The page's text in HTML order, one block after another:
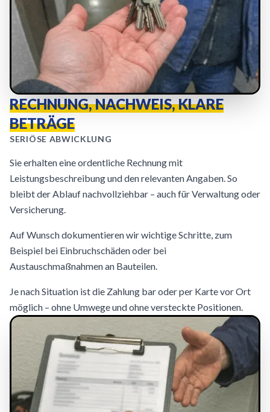
RECHNUNG, NACHWEIS, KLARE
BETRÄGE
SERIÖSE ABWICKLUNG
Sie erhalten eine ordentliche Rechnung mit
Leistungsbeschreibung und den relevanten Angaben. So
bleibt der Ablauf nachvollziehbar – auch für Verwaltung oder
Versicherung.
Auf Wunsch dokumentieren wir wichtige Schritte, zum
Beispiel bei Einbruchschäden oder bei
Austauschmaßnahmen an Bauteilen.
Je nach Situation ist die Zahlung bar oder per Karte vor Ort
möglich – ohne Umwege und ohne versteckte Positionen.